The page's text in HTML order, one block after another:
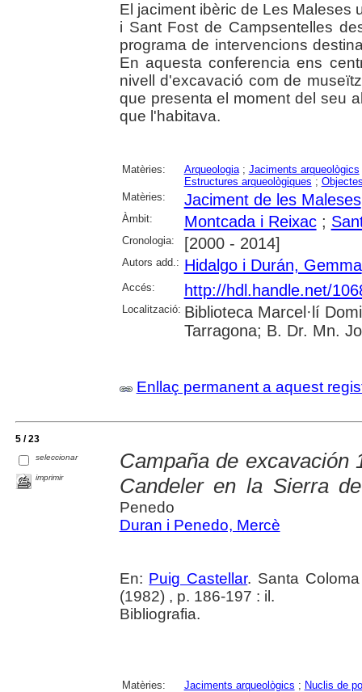
El jaciment ibèric de Les Maleses
i Sant Fost de Campsentelles
programa de intervencions
En aquesta conferencia ens
nivell d'excavació com de
que presenta el moment del seu
que l'habitava.
Matèries: Arqueologia; Jaciments arqueològics
Estructures arqueològiques ;
Matèries:
Jaciment de les Maleses
Àmbit: Montcada i Reixac;
Cronologia: [2000 - 2014]
Autors add.: Hidalgo i Durán, Gemma
Accés: http://hdl.handle.net/
Localització: Biblioteca Marcel·lí
Tarragona; B. Dr. Mn.
Enllaç permanent a aquest
5 / 23
seleccionar
imprimir
Campaña de excavación
Candeler en la Sierra
Penedo
Duran i Penedo, Mercè
En: Puig Castellar. Santa
(1982) , p. 186-197 : il.
Bibliografia.
Matèries: Jaciments arqueològics ; Nuclis de